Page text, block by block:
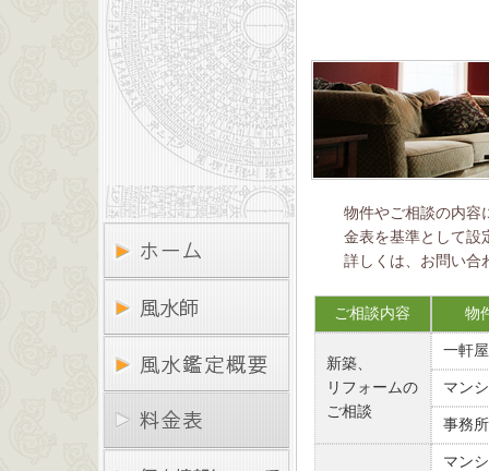
物件やご相談の内容
金表を基準として設
詳しくは、お問い合
ご相談内容 物
新築、
リフォームの
ご相談
一軒屋
マン
事務
マン